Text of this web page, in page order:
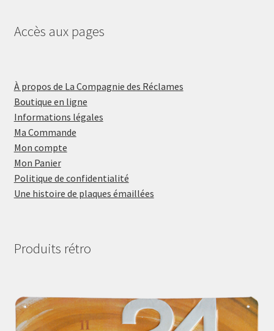
Accès aux pages
À propos de La Compagnie des Réclames
Boutique en ligne
Informations légales
Ma Commande
Mon compte
Mon Panier
Politique de confidentialité
Une histoire de plaques émaillées
Produits rétro